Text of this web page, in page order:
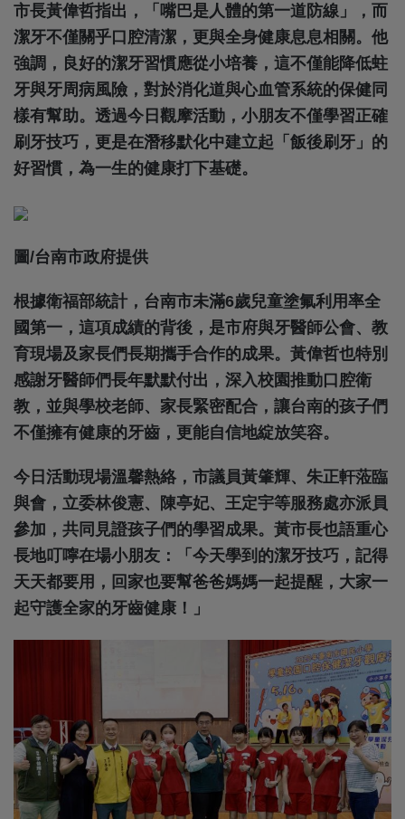
市長黃偉哲指出，「嘴巴是人體的第一道防線」，而
潔牙不僅關乎口腔清潔，更與全身健康息息相關。他
強調，良好的潔牙習慣應從小培養，這不僅能降低蛀
牙與牙周病風險，對於消化道與心血管系統的保健同
樣有幫助。透過今日觀摩活動，小朋友不僅學習正確
刷牙技巧，更是在潛移默化中建立起「飯後刷牙」的
好習慣，為一生的健康打下基礎。
圖/台南市政府提供
根據衛福部統計，台南市未滿6歲兒童塗氟利用率全
國第一，這項成績的背後，是市府與牙醫師公會、教
育現場及家長們長期攜手合作的成果。黃偉哲也特別
感謝牙醫師們長年默默付出，深入校園推動口腔衛
教，並與學校老師、家長緊密配合，讓台南的孩子們
不僅擁有健康的牙齒，更能自信地綻放笑容。
今日活動現場溫馨熱絡，市議員黃肇輝、朱正軒蒞臨
與會，立委林俊憲、陳亭妃、王定宇等服務處亦派員
參加，共同見證孩子們的學習成果。黃市長也語重心
長地叮嚀在場小朋友：「今天學到的潔牙技巧，記得
天天都要用，回家也要幫爸爸媽媽一起提醒，大家一
起守護全家的牙齒健康！」